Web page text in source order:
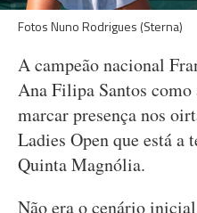
Fotos Nuno Rodrigues (Sterna)
A campeão nacional
Ana Filipa Santos como
marcar presença nos
Ladies Open que está a
Quinta Magnólia.
Não era o cenário